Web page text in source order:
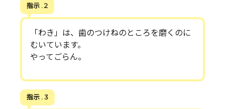
指示 . 2
「わき」は、歯のつけねのところを磨くのに
むいています。
やってごらん。
指示 . 3